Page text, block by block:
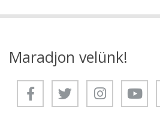
Maradjon velünk!